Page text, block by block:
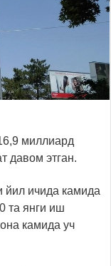
миллиард
давом этган.
йил ичида камида
та янги иш
камида уч